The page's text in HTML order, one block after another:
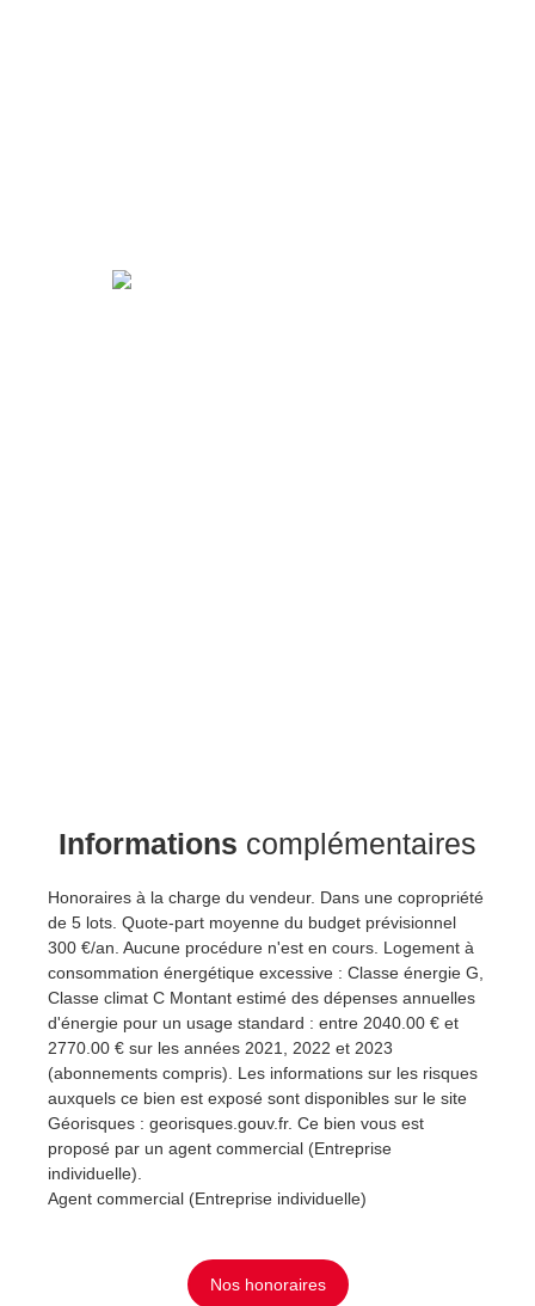
Informations complémentaires
Honoraires à la charge du vendeur. Dans une copropriété
de 5 lots. Quote-part moyenne du budget prévisionnel
300 €/an. Aucune procédure n'est en cours. Logement à
consommation énergétique excessive : Classe énergie G,
Classe climat C Montant estimé des dépenses annuelles
d'énergie pour un usage standard : entre 2040.00 € et
2770.00 € sur les années 2021, 2022 et 2023
(abonnements compris). Les informations sur les risques
auxquels ce bien est exposé sont disponibles sur le site
Géorisques : georisques.gouv.fr. Ce bien vous est
proposé par un agent commercial (Entreprise
individuelle).
Agent commercial (Entreprise individuelle)
Nos honoraires